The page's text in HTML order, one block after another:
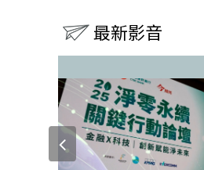
最新影音